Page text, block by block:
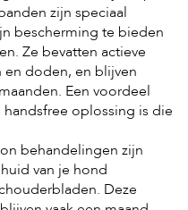
zijn speciaal
bescherming te bieden
Ze bevatten actieve
doden, en blijven
Een voordeel
oplossing is die
behandelingen zijn
van je hond
Deze